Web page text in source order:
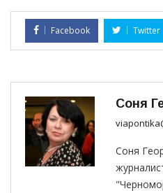
Facebook Twitter
Соня
Соня